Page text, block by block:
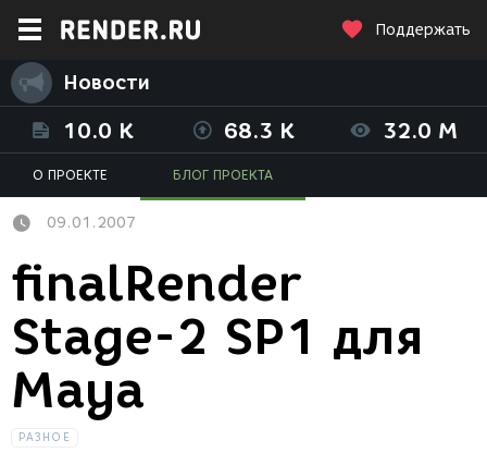
Поддержать
Новости
10.0 K 68.3 K 32.0 M
О ПРОЕКТЕ БЛОГ ПРОЕКТА
09.01.2007
finalRender
Stage-2 SP1 для
Maya
РАЗНОЕ